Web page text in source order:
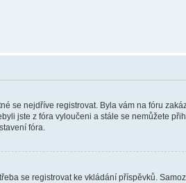
se nejdříve registrovat. Byla vám na fóru
jste z fóra vyloučeni a stále se nemůžete
fóra.
se registrovat ke vkládání příspěvků.